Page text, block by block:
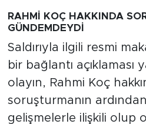
RAHMİ KOÇ HAKKINDA
GÜNDEMDEYDİ
Saldırıyla ilgili resmi
bir bağlantı açıklaması
olayın, Rahmi Koç
soruşturmanın
gelişmelerle ilişkili olup